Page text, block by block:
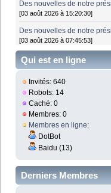
Des nouvelles de notre
[03 août 2026 à 15:20:30]
Des nouvelles de notre
[03 août 2026 à 07:45:53]
Qui est en ligne
Invités: 640
Robots: 14
Caché: 0
Membres: 0
Membres en ligne:
DotBot
Baidu (13)
Derniers Membres